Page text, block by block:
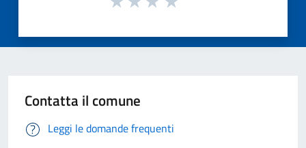
Contatta il comune
Leggi le domande frequenti